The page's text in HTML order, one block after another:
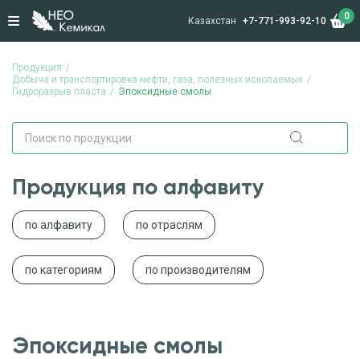
Казахстан +7-771-993-92-10 0
Продукция
Добыча и транспортировка нефти, газа, полезных ископаемых
Гидроразрыв пласта
Эпоксидные смолы
Продукция по алфавиту
по алфавиту по отраслям
по категориям по производителям
Эпоксидные смолы